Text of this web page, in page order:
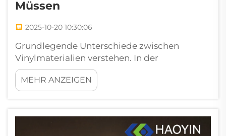
Müssen
2025-10-20 10:30:06
Grundlegende Unterschiede zwischen
Vinylmaterialien verstehen. In der
dynamischen Welt der Fertigung und des
Designs kann die Wahl zwischen
bedruckbarem und normalem Vinyl die
erheblich beeinflussen. Diese beiden
MEHR ANZEIGEN